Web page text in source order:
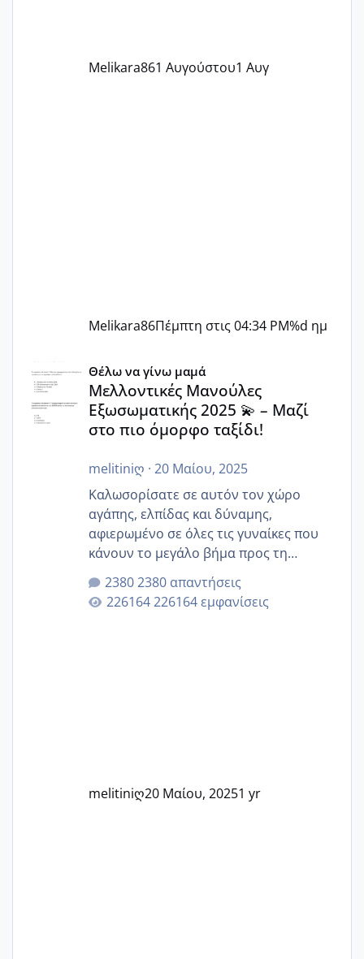
Melikara861 Αυγούστου1 Αυγ
Melikara86Πέμπτη στις 04:34 PM%d ημ
Μελλοντικές Μανούλες Εξωσωματικής 2025 💫 – Μαζί
Θέλω να γίνω μαμά
Μελλοντικές Μανούλες
Εξωσωματικής 2025 💫 – Μαζί
στο πιο όμορφο ταξίδι!
melitiniღ · 20 Μαίου, 2025
Καλωσορίσατε σε αυτόν τον χώρο
αγάπης, ελπίδας και δύναμης,
αφιερωμένο σε όλες τις γυναίκες που
κάνουν το μεγάλο βήμα προς τη
μητρότητα μέσω εξωσωματικής το 2025.
Εδώ θα μοιραστούμε αγωνίες, χαρές,
εμπειρίες και κάθε μικρή ή μεγάλη
2380 απαντήσεις
226164 εμφανίσεις
melitiniღ20 Μαίου, 20251 yr